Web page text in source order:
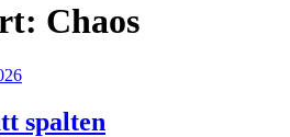
Chaos
spalten